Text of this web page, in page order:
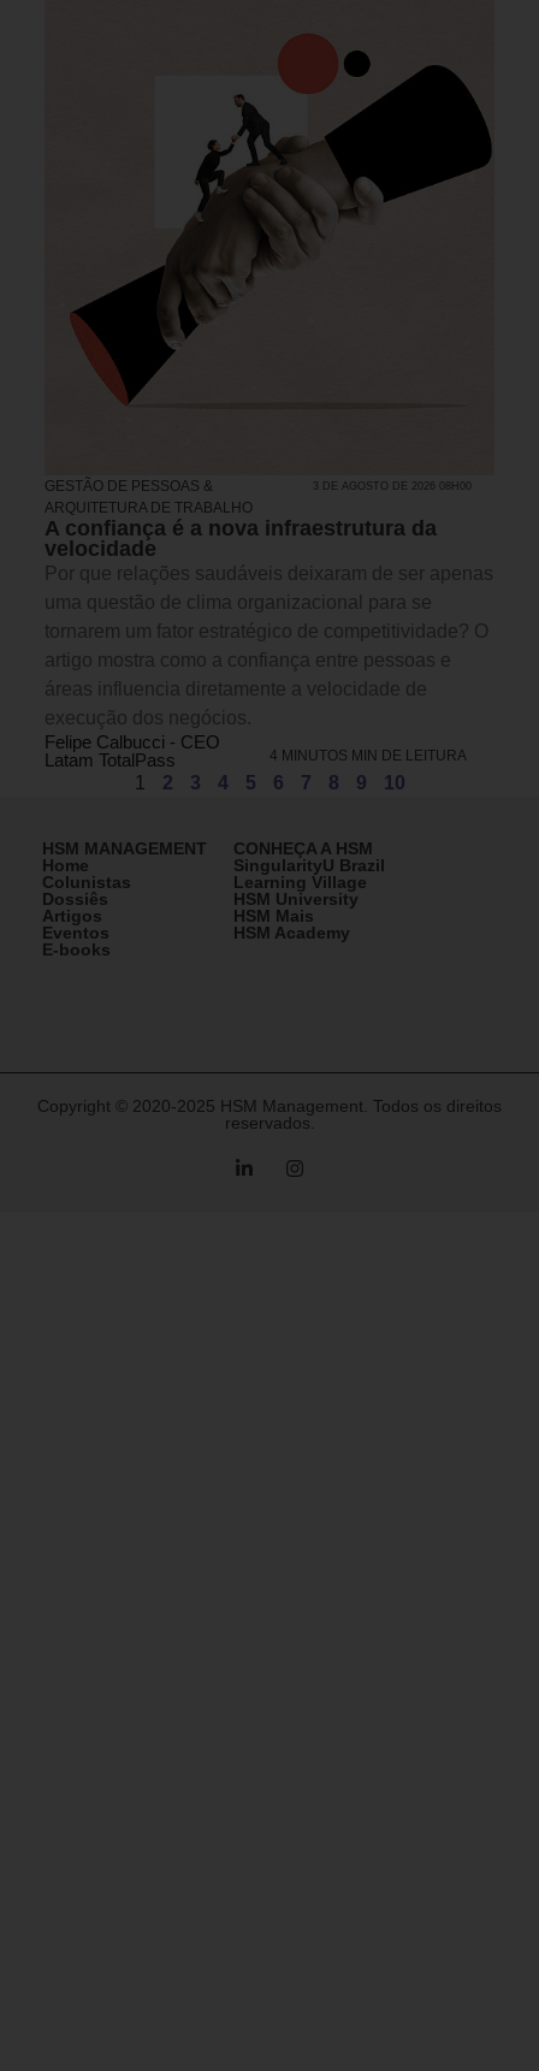
GESTÃO DE PESSOAS &
ARQUITETURA DE TRABALHO
3 DE AGOSTO DE 2026 08H00
A confiança é a nova infraestrutura da
velocidade
Por que relações saudáveis deixaram de ser apenas
uma questão de clima organizacional para se
tornarem um fator estratégico de competitividade? O
artigo mostra como a confiança entre pessoas e
áreas influencia diretamente a velocidade de
execução dos negócios.
Felipe Calbucci - CEO
Latam TotalPass
4 MINUTOS MIN DE LEITURA
1 2 3 4 5 6 7 8 9 10
HSM MANAGEMENT
Home
Colunistas
Dossiês
Artigos
Eventos
E-books
CONHEÇA A HSM
SingularityU Brazil
Learning Village
HSM University
HSM Mais
HSM Academy
Copyright © 2020-2025 HSM Management. Todos os direitos
reservados.